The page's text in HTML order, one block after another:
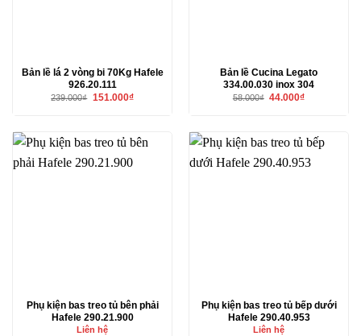
Bản lề lá 2 vòng bi 70Kg Hafele
926.20.111
239.000₫ Giá
151.000₫Giá
Bản lề Cucina Legato
334.00.030 inox 304
58.000₫ Giá
44.000₫Giá
Phụ kiện bas treo tủ bên phải
Hafele 290.21.900
Liên hệ
Phụ kiện bas treo tủ bếp dưới
Hafele 290.40.953
Liên hệ